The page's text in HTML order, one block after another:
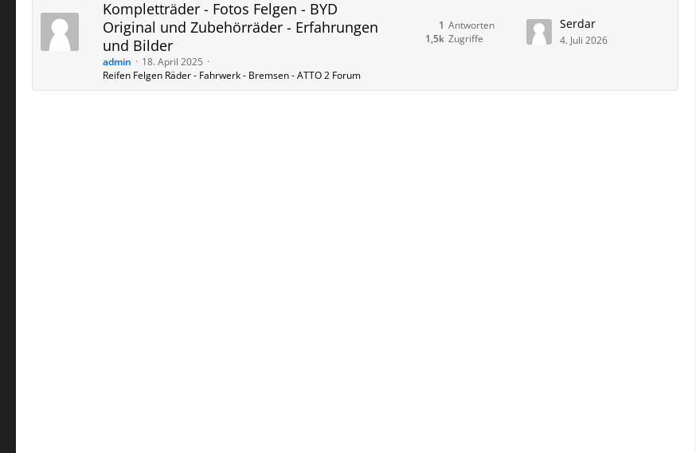
Kompletträder - Fotos Felgen - BYD
Original und Zubehörräder - Erfahrungen
und Bilder
admin
18. April 2025
Reifen Felgen Räder - Fahrwerk - Bremsen - ATTO 2 Forum
Antworten
1
Zugriffe
1,5k
Serdar
4. Juli 2026